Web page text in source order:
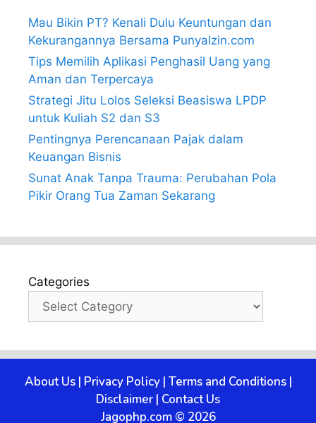
Mau Bikin PT? Kenali Dulu Keuntungan dan
Kekurangannya Bersama PunyaIzin.com
Tips Memilih Aplikasi Penghasil Uang yang
Aman dan Terpercaya
Strategi Jitu Lolos Seleksi Beasiswa LPDP
untuk Kuliah S2 dan S3
Pentingnya Perencanaan Pajak dalam
Keuangan Bisnis
Sunat Anak Tanpa Trauma: Perubahan Pola
Pikir Orang Tua Zaman Sekarang
Categories
About Us| Privacy Policy| Terms and Conditions|
Disclaimer | Contact Us
Jagophp.com © 2026